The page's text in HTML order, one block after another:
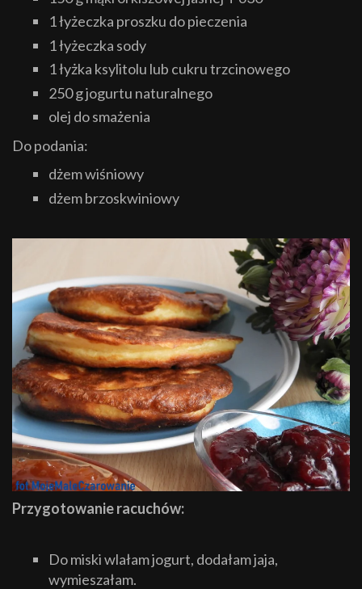
1 łyżeczka proszku do pieczenia
1 łyżeczka sody
1 łyżka ksylitolu lub cukru trzcinowego
250 g jogurtu naturalnego
olej do smażenia
Do podania:
dżem wiśniowy
dżem brzoskwiniowy
Przygotowanie racuchów:
Do miski wlałam jogurt, dodałam jaja,
wymieszałam.